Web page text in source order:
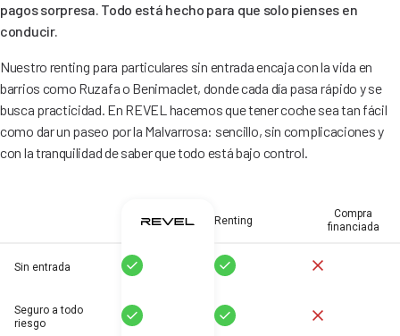
pagos sorpresa. Todo está hecho para que solo pienses en
conducir.
Nuestro renting para particulares sin entrada encaja con la vida en
barrios como Ruzafa o Benimaclet, donde cada día pasa rápido y se
busca practicidad. En REVEL hacemos que tener coche sea tan fácil
como dar un paseo por la Malvarrosa: sencillo, sin complicaciones y
con la tranquilidad de saber que todo está bajo control.
Renting
Compra
financiada
Sin entrada Sí Sí
Seguro a todo
riesgo
Sí Sí